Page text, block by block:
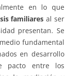
en lo que
familiares al ser
presentan. Se
fundamental
en desarrollo
pacto entre los